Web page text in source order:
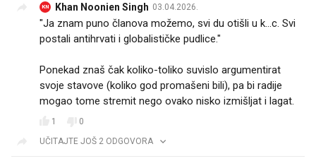
KN Khan Noonien Singh 03.04.2026.
"Ja znam puno članova možemo, svi du otišli u k…c. Svi
postali antihrvati i globalističke pudlice."
Ponekad znaš čak koliko-toliko suvislo argumentirat
svoje stavove (koliko god promašeni bili), pa bi radije
mogao tome stremit nego ovako nisko izmišljat i lagat.
1
0
UČITAJTE JOŠ 2 ODGOVORA